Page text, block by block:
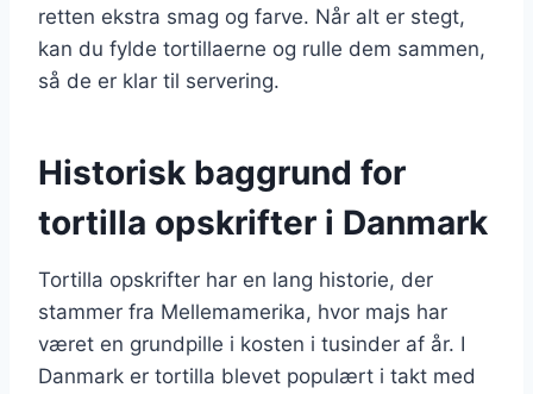
retten ekstra smag og farve. Når alt er stegt,
kan du fylde tortillaerne og rulle dem sammen,
så de er klar til servering.
Historisk baggrund for
tortilla opskrifter i Danmark
Tortilla opskrifter har en lang historie, der
stammer fra Mellemamerika, hvor majs har
været en grundpille i kosten i tusinder af år. I
Danmark er tortilla blevet populært i takt med